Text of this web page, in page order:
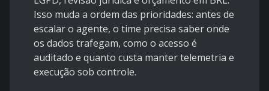
Isso muda a ordem das prioridades: antes de
escalar o agente, o time precisa saber onde
os dados trafegam, como o acesso é
auditado e quanto custa manter telemetria e
execução sob controle.